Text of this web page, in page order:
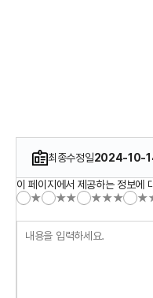
최종수정일2024-10-
이 페이지에서 제공하는 정보에
★
★★ ★★★